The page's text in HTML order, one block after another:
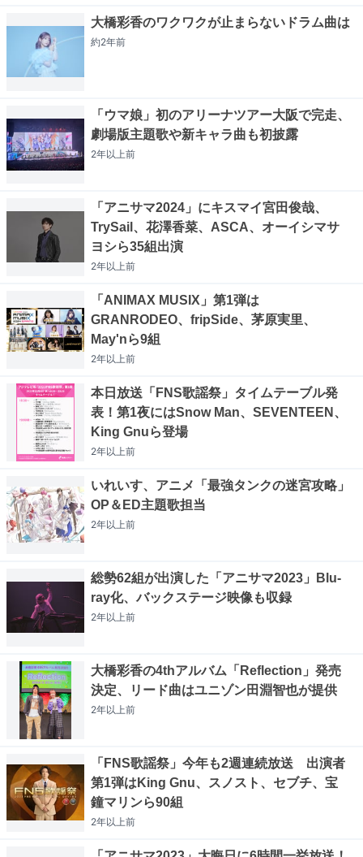
大橋彩香のワクワクが止まらないドラム曲は
約2年前
「ウマ娘」初のアリーナツアー大阪で完走、
劇場版主題歌や新キャラ曲も初披露
2年以上前
「アニサマ2024」にキスマイ宮田俊哉、
TrySail、花澤香菜、ASCA、オーイシマサ
ヨシら35組出演
2年以上前
「ANIMAX MUSIX」第1弾は
GRANRODEO、fripSide、茅原実里、
May'nら9組
2年以上前
本日放送「FNS歌謡祭」タイムテーブル発
表！第1夜にはSnow Man、SEVENTEEN、
King Gnuら登場
2年以上前
いれいす、アニメ「最強タンクの迷宮攻略」
OP＆ED主題歌担当
2年以上前
総勢62組が出演した「アニサマ2023」Blu-
ray化、バックステージ映像も収録
2年以上前
大橋彩香の4thアルバム「Reflection」発売
決定、リード曲はユニゾン田淵智也が提供
2年以上前
「FNS歌謡祭」今年も2週連続放送 出演者
第1弾はKing Gnu、スノスト、セブチ、宝
鐘マリンら90組
2年以上前